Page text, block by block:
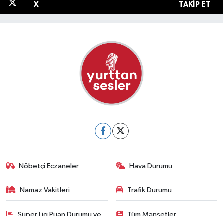
X TAKIP ET
Nöbetçi Eczaneler Hava Durumu
Namaz Vakitleri Trafik Durumu
Süper Lig Puan Durumu ve Tüm Manşetler